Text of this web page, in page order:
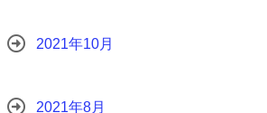
2021年10月
2021年8月